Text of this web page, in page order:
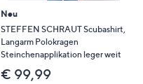
Neu
STEFFEN SCHRAUT Scubashirt,
Langarm Polokragen
Steinchenapplikation leger weit
€ 99,99